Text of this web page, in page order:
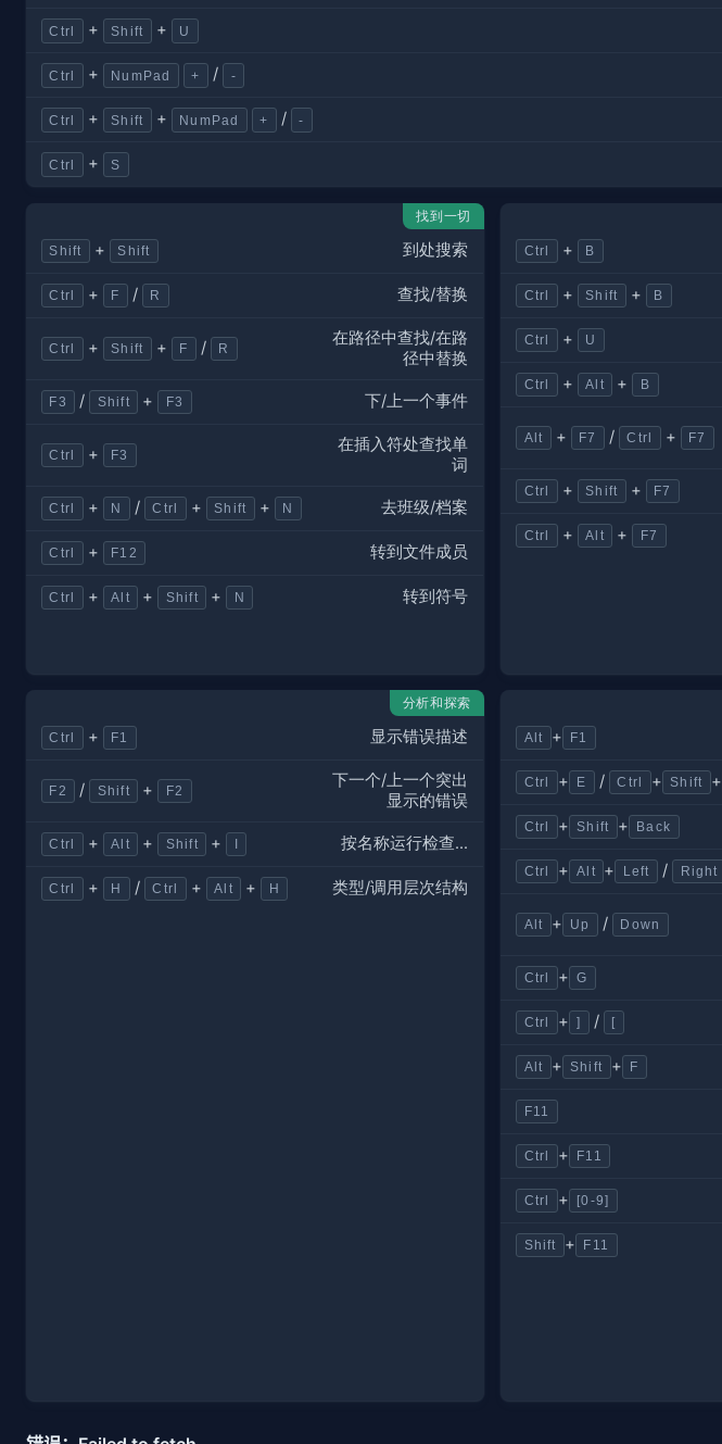
Ctrl + Shift + U
Ctrl + NumPad + / -
Ctrl + Shift + NumPad + / -
Ctrl + S
找到一切
Shift + Shift 到处搜索
Ctrl + F / R 查找/替换
Ctrl + Shift + F / R
在路径中查找/在路
径中替换
F3 / Shift + F3 下/上一个事件
Ctrl + F3
在插入符处查找单
词
Ctrl + N / Ctrl + Shift + N 去班级/档案
Ctrl + F12 转到文件成员
Ctrl + Alt + Shift + N 转到符号
Ctrl + B
Ctrl + Shift + B
Ctrl + U
Ctrl + Alt + B
Alt + F7 / Ctrl + F7
Ctrl + Shift + F7
Ctrl + Alt + F7
分析和探索
Ctrl + F1 显示错误描述
F2 / Shift + F2
下一个/上一个突出
显示的错误
Ctrl + Alt + Shift + 按名称运行检查...
Ctrl + H / Ctrl + Alt + H 类型/调用层次结构
Alt + F1
Ctrl + E / Ctrl + Shift +
Ctrl + Shift + Back
Ctrl + Alt + Left / Right
Alt + Up / Down
Ctrl + G
Ctrl + ] / [
Alt + Shift + F
F11
Ctrl + F11
Ctrl + [0-9]
Shift + F11